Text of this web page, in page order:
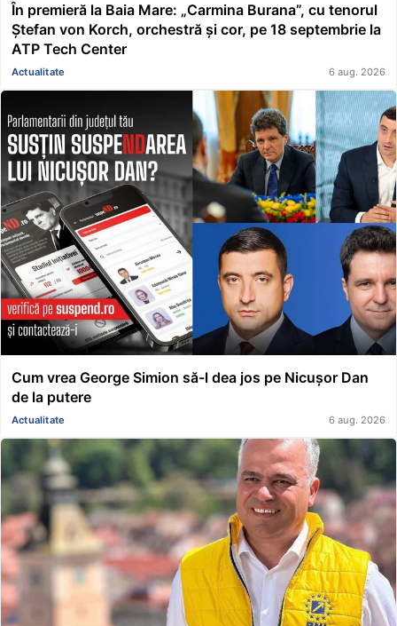
În premieră la Baia Mare: „Carmina Burana”, cu tenorul
Ștefan von Korch, orchestră și cor, pe 18 septembrie la
ATP Tech Center
Actualitate 6 aug. 2026
Cum vrea George Simion să-l dea jos pe Nicușor Dan
de la putere
Actualitate 6 aug. 2026